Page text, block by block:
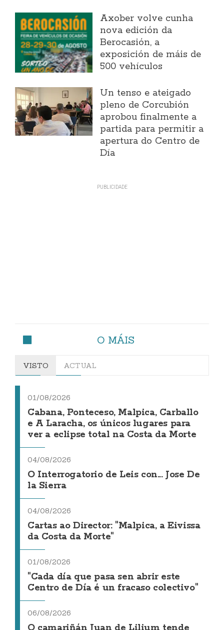
Axober volve cunha
nova edición da
Berocasión, a
exposición de máis de
500 vehículos
Un tenso e ateigado
pleno de Corcubión
aprobou finalmente a
partida para permitir a
apertura do Centro de
Día
O MÁIS
VISTO ACTUAL
01/08/2026
Cabana, Ponteceso, Malpica, Carballo
e A Laracha, os únicos lugares para
ver a eclipse total na Costa da Morte
04/08/2026
O Interrogatorio de Leis con... Jose De
la Sierra
04/08/2026
Cartas ao Director: "Malpica, a Eivissa
da Costa da Morte"
01/08/2026
"Cada día que pasa sen abrir este
Centro de Día é un fracaso colectivo"
06/08/2026